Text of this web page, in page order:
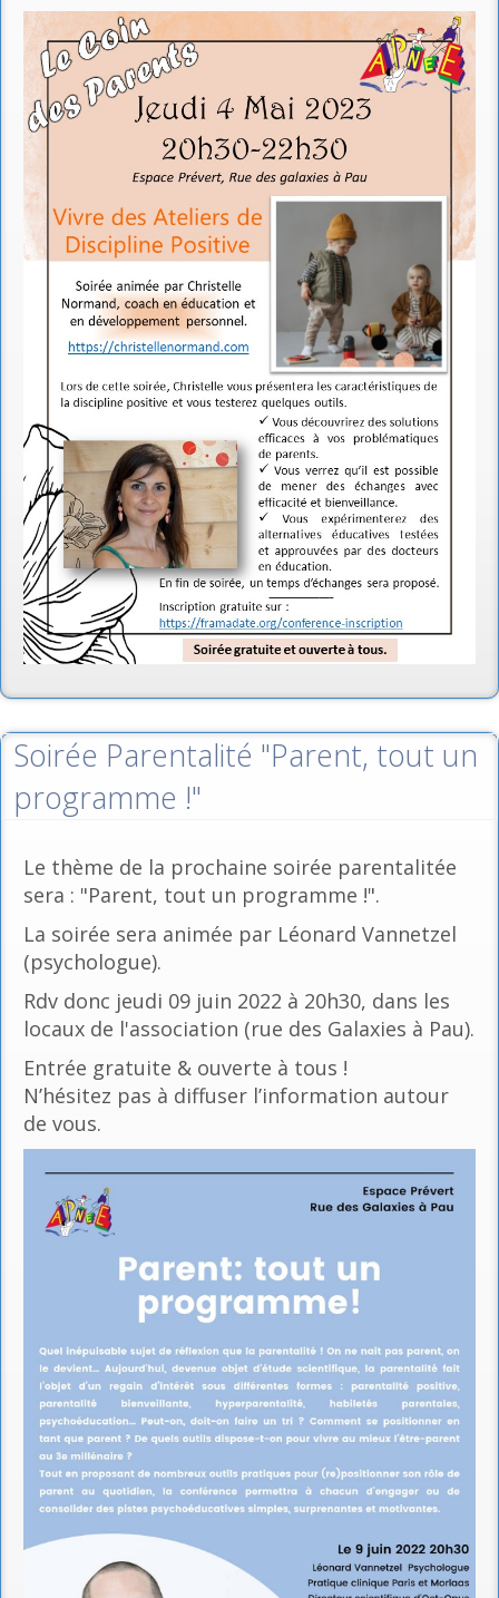
Soirée Parentalité "Parent, tout un
programme !"
Le thème de la prochaine soirée parentalitée
sera : "Parent, tout un programme !".
La soirée sera animée par Léonard Vannetzel
(psychologue).
Rdv donc jeudi 09 juin 2022 à 20h30, dans les
locaux de l'association (rue des Galaxies à Pau).
Entrée gratuite & ouverte à tous !
N’hésitez pas à diffuser l’information autour
de vous.